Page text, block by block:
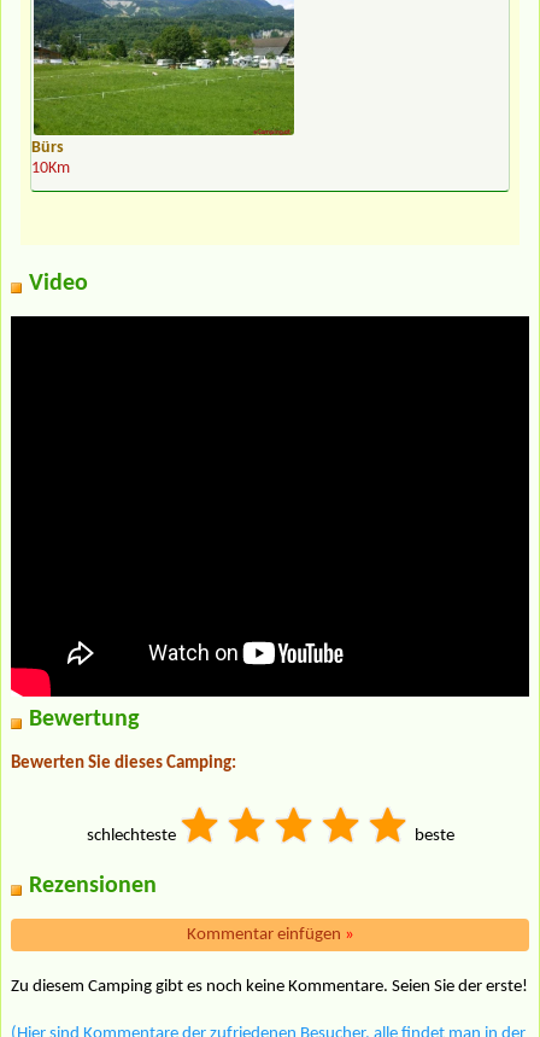
Bürs
10Km
Video
Bewertung
Bewerten Sie dieses Camping:
schlechteste beste
Rezensionen
Kommentar einfügen »
Zu diesem Camping gibt es noch keine Kommentare. Seien Sie der erste!